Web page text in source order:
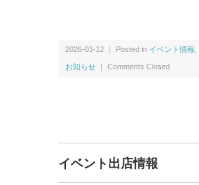
2026-03-12 ｜ Posted in イベント情報
お知らせ ｜ Comments Closed
イベント出店情報